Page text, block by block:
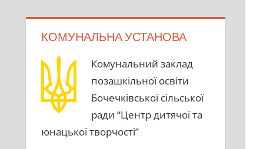
КОМУНАЛЬНА УСТАНОВА
Комунальний заклад
позашкільної освіти
Бочечківської сільської
ради “Центр дитячої та
юнацької творчості”